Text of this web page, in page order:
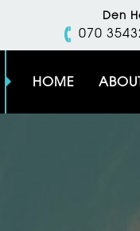
HOME
Den
070